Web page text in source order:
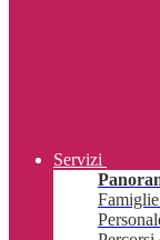
Servizi